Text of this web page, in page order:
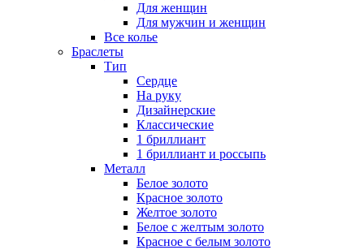
Для женщин
Для мужчин и женщин
Все колье
Браслеты
Тип
Сердце
На руку
Дизайнерские
Классические
1 бриллиант
1 бриллиант и россыпь
Металл
Белое золото
Красное золото
Желтое золото
Белое с желтым золото
Красное с белым золото